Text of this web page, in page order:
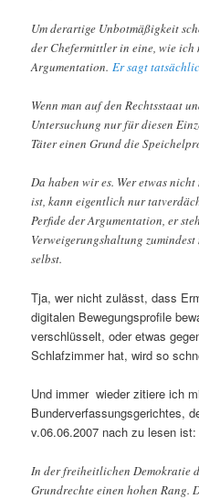
Um derartige Unbotmäßigkeit
der Chefermittler in eine, wie ich
Argumentation.Er sagt
Wenn man auf den Rechtsstaat
Untersuchung nur für diesen
Täter einen Grund die
Da haben wir es. Wer etwas
ist, kann eigentlich nur
Perfide der Argumentation, er
Verweigerungshaltung
selbst.
Tja, wer nicht zulässt, dass
digitalen Bewegungsprofile
verschlüsselt, oder etwas
Schlafzimmer hat, wird so
Und immer wieder zitiere ich
Bunderverfassungsgerichtes,
v.06.06.2007 nach zu lesen ist:
In der freiheitlichen Demokratie
Grundrechte einen hohen